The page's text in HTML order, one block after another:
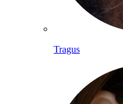
Tragus